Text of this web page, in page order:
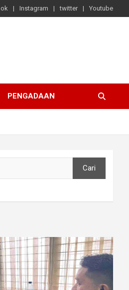
Instagram twitter Youtube
PENGADAAN
Cari